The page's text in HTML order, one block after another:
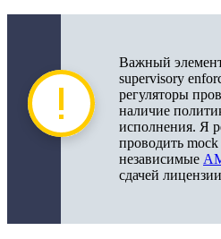
Важный
supervisory
регуляторы
наличие
исполнения. Я
проводить
независимые
сдачей